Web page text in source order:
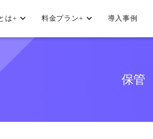
は+ 料金プラン+ 導入事例
保管